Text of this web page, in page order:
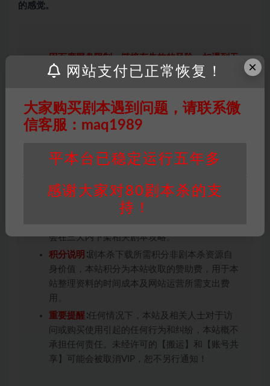
的感觉。
因百度网盘限制，链接有失效的风险，如遇到无
效链接请联系客服补发！！！网盘不限速下载神
免责声明： 本站所有剧本杀资源均为网友分享
投稿+个人整理而来，仅供学习研究使用，请勿
用于商业用途!任何人访问、浏览本站，购买或
条约约束，并遵守所有适用的法律法规。
权均属于机关版权或权利人。如有侵权，请发邮
件通知并提供相关证实资料至邮箱
会在三天内下架相关剧本攻略。
积分说明 ∶剧本杀下载所需积分非剧本杀资源自
身价值，本站积分为本站收取的赞助费，用于本
站整理资料的时间成本及网站运营所需支出费
用。
重要提醒 ∶任何情况下，本站及相关人士对于访
问或购买使用引起的任何行为和纠纷，本站概不
承担任何责任。未经许可的【搬运】和【账号共
享】可能会被取消VIP，恕不另行通知！
×
网站支付已正常恢复！
大家购买剧本遇到问题，请联系微
信客服：maq1989
平本台已稳定运行五年多
感谢大家对80剧本杀的支
持！